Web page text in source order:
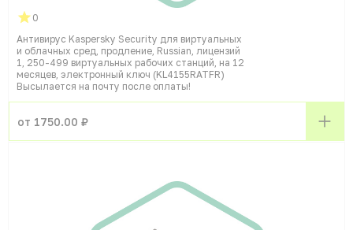
0
Антивирус Kaspersky Security для виртуальных
и облачных сред, продление, Russian, лицензий
1, 250-499 виртуальных рабочих станций, на 12
месяцев, электронный ключ (KL4155RATFR)
Высылается на почту после оплаты!
от 1750.00 ₽